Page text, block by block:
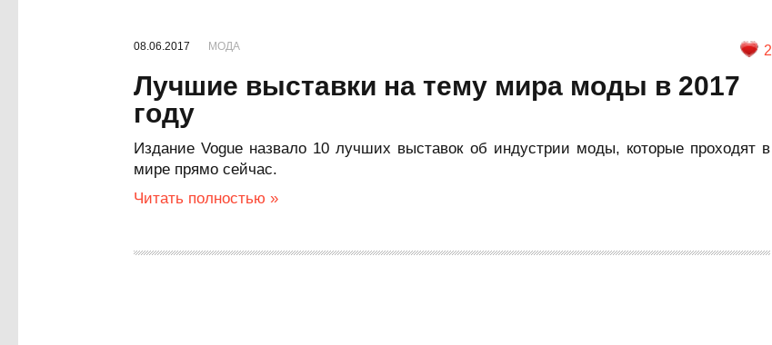
08.06.2017 МОДА 2
Лучшие выставки на тему мира моды в 2017
году
Издание Vogue назвало 10 лучших выставок об индустрии моды, которые проходят в
мире прямо сейчас.
Читать полностью »